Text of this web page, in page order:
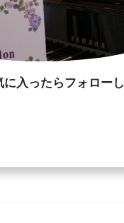
に入ったらフォロー